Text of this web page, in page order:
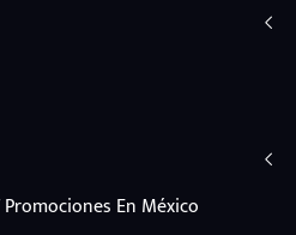
En México